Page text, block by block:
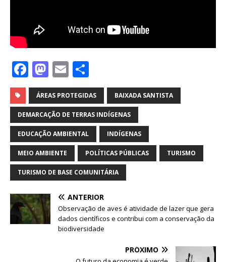
F
a
c
e
b
o
o
k
M
a
st
o
d
o
n
E
m
ai
l
h
ar
e
ÁREAS PROTEGIDAS BAIXADA SANTISTA
DEMARCAÇÃO DE TERRAS INDÍGENAS
EDUCAÇÃO AMBIENTAL INDÍGENAS
MEIO AMBIENTE POLÍTICAS PÚBLICAS TURISMO
TURISMO DE BASE COMUNITÁRIA
ANTERIOR
Observação de aves é atividade de lazer que gera
dados científicos e contribui com a conservação da
biodiversidade
PRÓXIMO